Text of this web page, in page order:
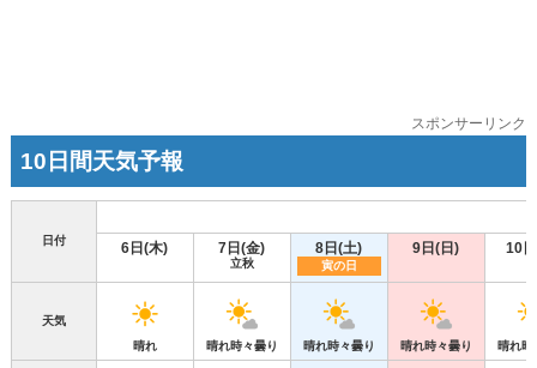
スポンサーリンク
10日間天気予報
日付 6日(木) 7日(金)
立秋
8日(土)
寅の日
9日(日) 10
天気
晴れ
晴れ時々曇り 晴れ時々曇り 晴れ時々曇り 晴れ時